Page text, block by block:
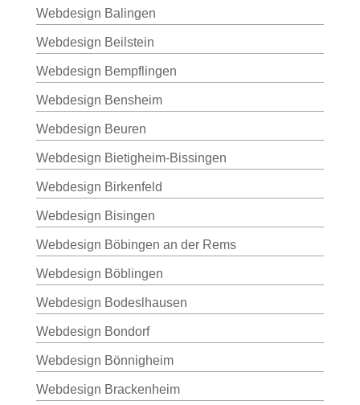
Webdesign Balingen
Webdesign Beilstein
Webdesign Bempflingen
Webdesign Bensheim
Webdesign Beuren
Webdesign Bietigheim-Bissingen
Webdesign Birkenfeld
Webdesign Bisingen
Webdesign Böbingen an der Rems
Webdesign Böblingen
Webdesign Bodeslhausen
Webdesign Bondorf
Webdesign Bönnigheim
Webdesign Brackenheim